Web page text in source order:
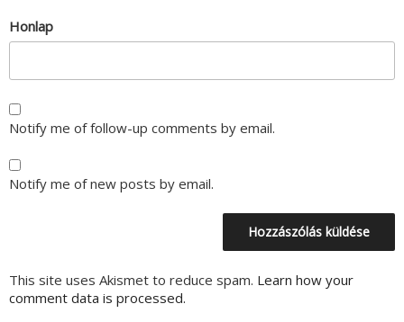
Honlap
Notify me of follow-up comments by email.
Notify me of new posts by email.
This site uses Akismet to reduce spam. Learn how your
comment data is processed.